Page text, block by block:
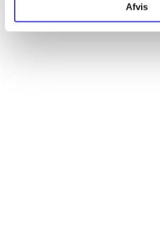
Afvis
Alle registrerede artikler fordelt